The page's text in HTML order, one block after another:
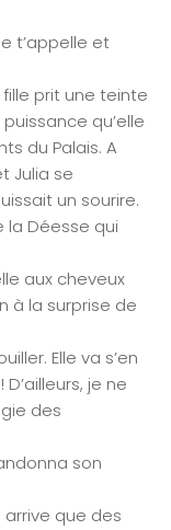
t’appelle et
prit une teinte
qu’elle
du Palais. A
Julia se
un sourire.
la Déesse qui
aux cheveux
à la surprise de
Elle va s’en
je ne
des
son
arrive que des